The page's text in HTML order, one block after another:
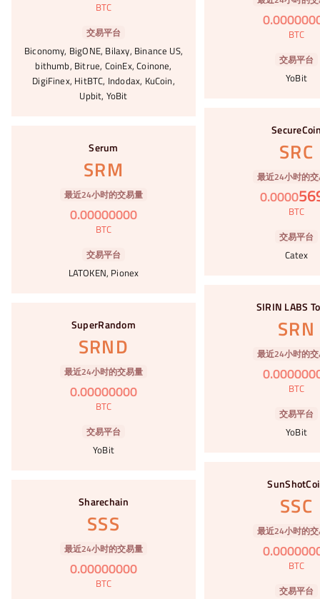
BTC
交易平台
Biconomy, BigONE, Bilaxy, Binance US,
bithumb, Bitrue, CoinEx, Coinone,
DigiFinex, HitBTC, Indodax, KuCoin,
Upbit, YoBit
0.
BTC
交易平台
YoBit
SRC
最近24小时的
0.0000
BTC
交易平台
Catex
Serum
SRM
最近24小时的交易量
0.00000000
BTC
交易平台
LATOKEN, Pionex
SIRIN LABS
SRN
最近24小时的
0.
BTC
交易平台
YoBit
SuperRandom
SRND
最近24小时的交易量
0.00000000
BTC
交易平台
YoBit
SSC
最近24小时的
0.
BTC
交易平台
Sharechain
SSS
最近24小时的交易量
0.00000000
BTC